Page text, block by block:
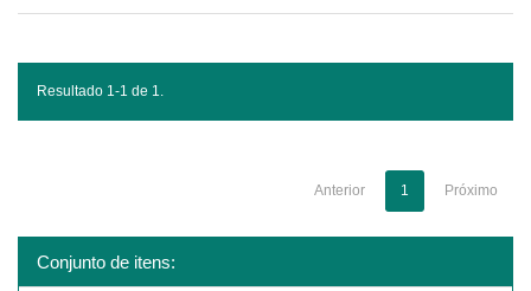
Resultado 1-1 de 1.
Anterior 1 Próximo
Conjunto de itens: